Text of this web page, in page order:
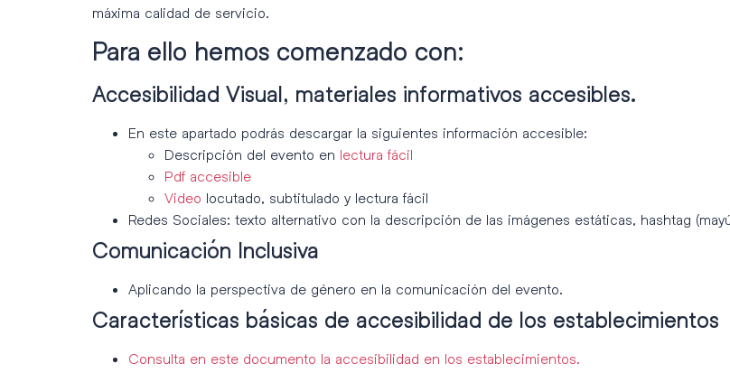
máxima calidad de servicio.
Para ello hemos comenzado con:
Accesibilidad Visual, materiales informativos accesibles.
En este apartado podrás descargar la siguientes información accesible:
Descripción del evento en lectura fácil
Pdf accesible
Video locutado, subtitulado y lectura fácil
Redes Sociales: texto alternativo con la descripción de las imágenes estáticas, hashtag
Comunicación Inclusiva
Aplicando la perspectiva de género en la comunicación del evento.
Características básicas de accesibilidad de los establecimientos
Consulta en este documento la accesibilidad en los establecimientos.